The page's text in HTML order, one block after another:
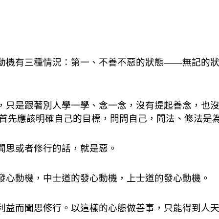
機有三種情況：第一、不善不惡的狀態——無記
是跟著別人學一學、念一念，沒有提起善念，也
先應該明確自己的目標，問問自己，聞法、修法是
或者修行的話，就是惡。
動機，中士道的發心動機，上士道的發心動機。
而聞思修行。以這樣的心態做善事，只能得到人